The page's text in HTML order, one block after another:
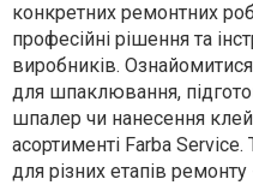
конкретних ремонтних
професійні рішення та
виробників.
для шпаклювання,
шпалер чи нанесення
асортименті Farba Service.
для різних етапів ремонту